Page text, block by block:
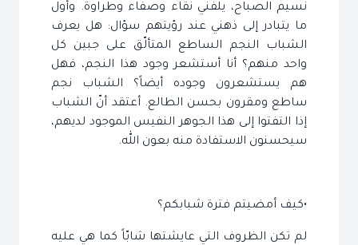
نسيم الصباح، يلفّني نقاء وصفاء وطراوة. وأول
ما يتبادر إلى ذهني عند رؤيتهم سؤال: هل يعرف
الشباب النجم الساطع المتألّق على جبين كل
واحد منهم؟ أنا أستشعر وجود هذا النجم، فهل
هم يستشعرون وجوده أيضاً؟ الشباب نجم
ساطع ومقرون بحسن الطالع. أعتقد أنّ الشباب
إذا التفتوا إلى هذا الجوهر النفيس الموجود لديهم،
سيحسنون الاستفادة منه بعون الله.
•كيف أمضيتم فترة شبابكم؟
لم تكن الظروف التي عايشتها شابّاً كما هي عليه